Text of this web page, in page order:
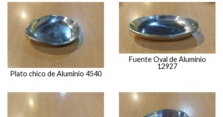
Plato chico de Aluminio 4540
Fuente Oval de Aluminio
12927